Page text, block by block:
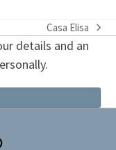
next
post:
Casa Elisa
details and an